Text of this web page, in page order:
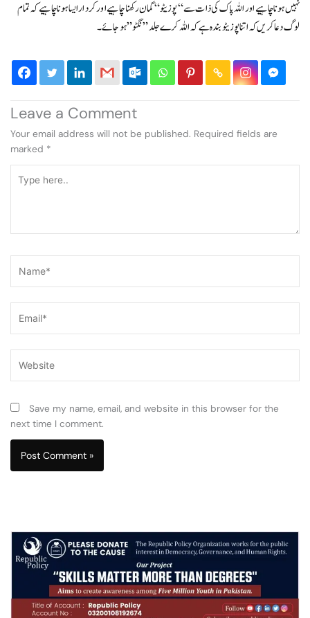
نہیں ہونا چاہیے اور اللہ پاک کی ذات سے “پوزیٹو “گمان رکھنا چاہیے اور کردار ایساہونا چاہیے کہ تمام
لوگ دعا کریں کہ اتنا پوزیٹو بندہ ہے کہ اللہ کرے جلد”نگٹو” ہو جائے۔
Leave a Comment
Your email address will not be published. Required fields are
marked *
here..
Save my name, email, and website in this browser for the
next time I comment.